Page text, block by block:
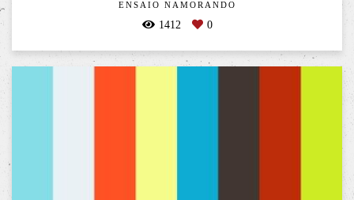
ENSAIO NAMORANDO
1412 0